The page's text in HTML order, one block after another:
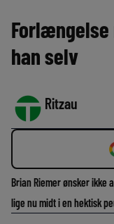
Forlængelse
han selv
Ritzau
Brian Riemer ønsker
lige nu midt i en hektisk